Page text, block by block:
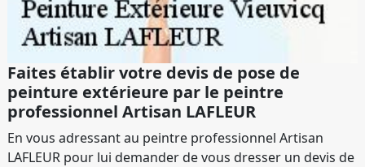
Faites établir votre devis de pose de
peinture extérieure par le peintre
professionnel Artisan LAFLEUR
En vous adressant au peintre professionnel Artisan
LAFLEUR pour lui demander de vous dresser un devis de